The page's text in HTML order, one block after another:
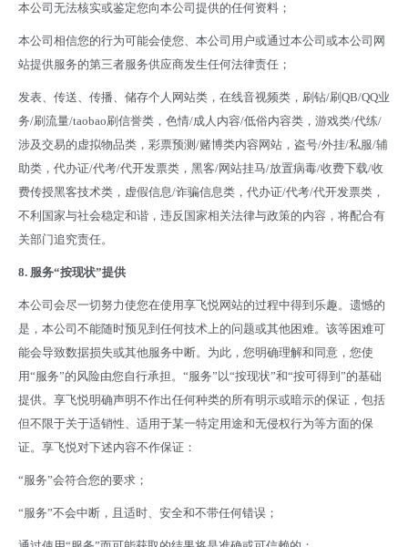
本公司无法核实或鉴定您向本公司提供的任何资料；
本公司相信您的行为可能会使您、本公司用户或通过本公司或本公司网
站提供服务的第三者服务供应商发生任何法律责任；
发表、传送、传播、储存个人网站类，在线音视频类，刷钻/刷QB/QQ业
务/刷流量/taobao刷信誉类，色情/成人内容/低俗内容类，游戏类/代练/
涉及交易的虚拟物品类，彩票预测/赌博类内容网站，盗号/外挂/私服/辅
助类，代办证/代考/代开发票类，黑客/网站挂马/放置病毒/收费下载/收
费传授黑客技术类，虚假信息/诈骗信息类，代办证/代考/代开发票类，
不利国家与社会稳定和谐，违反国家相关法律与政策的内容，将配合有
关部门追究责任。
8. 服务“按现状”提供
本公司会尽一切努力使您在使用享飞悦网站的过程中得到乐趣。遗憾的
是，本公司不能随时预见到任何技术上的问题或其他困难。该等困难可
能会导致数据损失或其他服务中断。为此，您明确理解和同意，您使
用“服务”的风险由您自行承担。“服务”以“按现状”和“按可得到”的基础
提供。享飞悦明确声明不作出任何种类的所有明示或暗示的保证，包括
但不限于关于适销性、适用于某一特定用途和无侵权行为等方面的保
证。享飞悦对下述内容不作保证：
“服务”会符合您的要求；
“服务”不会中断，且适时、安全和不带任何错误；